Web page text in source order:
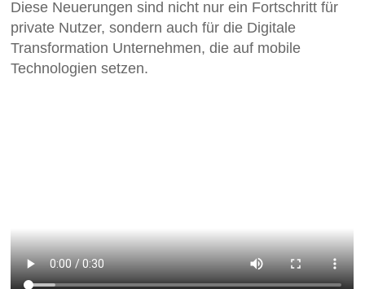
Diese Neuerungen sind nicht nur ein Fortschritt für
private Nutzer, sondern auch für die Digitale
Transformation Unternehmen, die auf mobile
Technologien setzen.